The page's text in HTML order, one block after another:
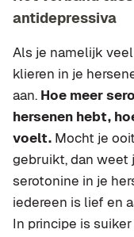
antidepressiva
Als je namelijk
klieren in je
aan. Hoe meer
hersenen hebt,
voelt. Mocht je
gebruikt, dan weet
serotonine in je
iedereen is lief en
In principe is